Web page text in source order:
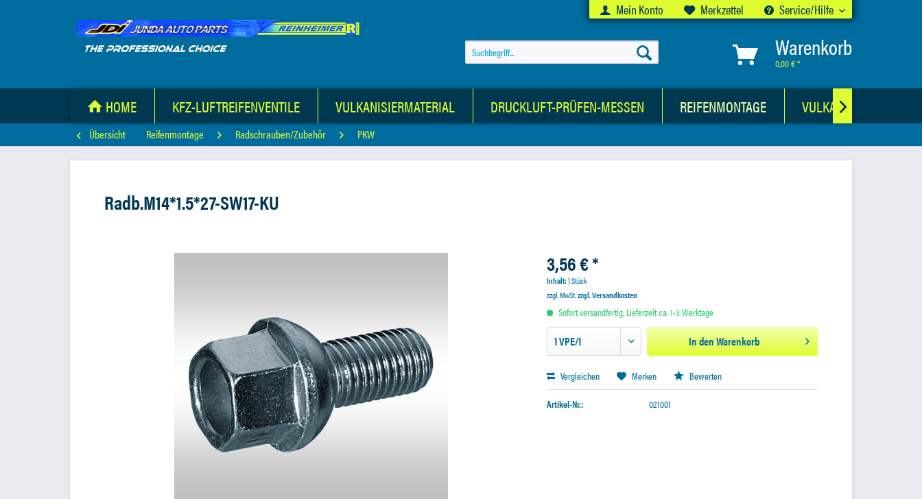
Mein Konto Merkzettel Service/Hilfe
Warenkorb
0,00 € *
HOME KFZ-LUFTREIFENVENTILE VULKANISIERMATERIAL DRUCKLUFT-PRÜFEN-MESSEN REIFENMONTAGE 
Übersicht Reifenmontage Radschrauben/Zubehör PKW
Radb.M14*1.5*27-SW17-KU
3,56 € *
Inhalt:1 Stück
zzgl. MwSt.zzgl. Versandkosten
Sofort versandfertig, Lieferzeit ca. 1-3 Werktage
In denWarenkorb
Vergleichen Merken Bewerten
Artikel-Nr.: 021001